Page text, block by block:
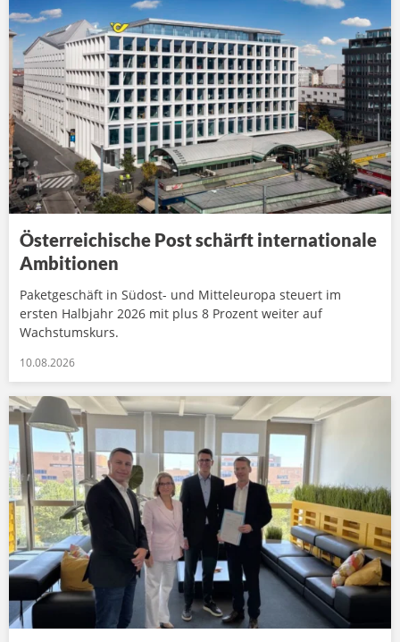
Österreichische Post schärft internationale
Ambitionen
Paketgeschäft in Südost- und Mitteleuropa steuert im
ersten Halbjahr 2026 mit plus 8 Prozent weiter auf
Wachstumskurs.
10.08.2026